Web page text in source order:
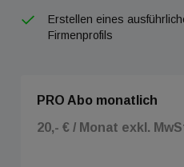
Erstellen eines
Firmenprofils
PRO Abo monatlich
20,- € / Monat exkl.